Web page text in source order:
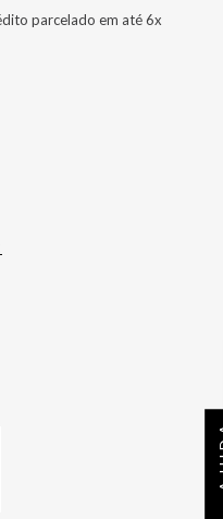
parcelado em até 6x